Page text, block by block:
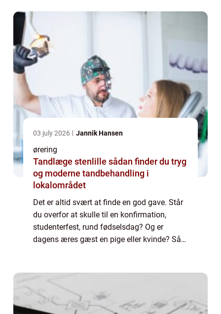
03 july 2026 Jannik Hansen
ørering
Tandlæge stenlille sådan finder du tryg
og moderne tandbehandling i
lokalområdet
Det er altid svært at finde en god gave. Står
du overfor at skulle til en konfirmation,
studenterfest, rund fødselsdag? Og er
dagens æres gæst en pige eller kvinde? Så